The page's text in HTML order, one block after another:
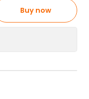
Buy now